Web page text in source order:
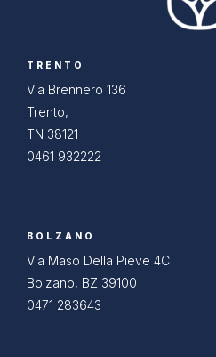
TRENTO
Via Brennero 136
Trento,
TN 38121
0461 932222
BOLZANO
Via Maso Della Pieve 4C
Bolzano, BZ 39100
0471 283643